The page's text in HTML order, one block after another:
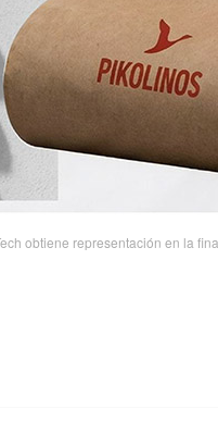
obtiene representación en la